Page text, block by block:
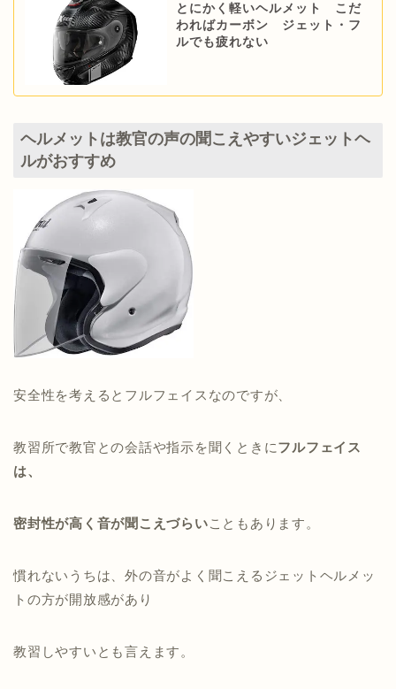
とにかく軽いヘルメット こだ
わればカーボン ジェット・フ
ルでも疲れない
ヘルメットは教官の声の聞こえやすいジェットヘ
ルがおすすめ
安全性を考えるとフルフェイスなのですが、
教習所で教官との会話や指示を聞くときにフルフェイス
は、
密封性が高く音が聞こえづらいこともあります。
慣れないうちは、外の音がよく聞こえるジェットヘルメッ
トの方が開放感があり
教習しやすいとも言えます。